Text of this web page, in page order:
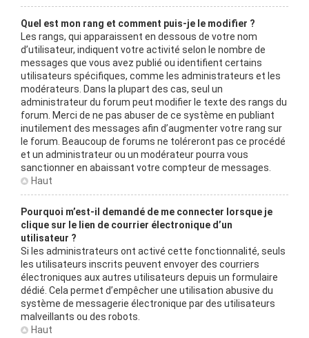
Quel est mon rang et comment puis-je le modifier ?
Les rangs, qui apparaissent en dessous de votre nom
d’utilisateur, indiquent votre activité selon le nombre de
messages que vous avez publié ou identifient certains
utilisateurs spécifiques, comme les administrateurs et les
modérateurs. Dans la plupart des cas, seul un
administrateur du forum peut modifier le texte des rangs du
forum. Merci de ne pas abuser de ce système en publiant
inutilement des messages afin d’augmenter votre rang sur
le forum. Beaucoup de forums ne toléreront pas ce procédé
et un administrateur ou un modérateur pourra vous
sanctionner en abaissant votre compteur de messages.
Haut
Pourquoi m’est-il demandé de me connecter lorsque je
clique sur le lien de courrier électronique d’un
utilisateur ?
Si les administrateurs ont activé cette fonctionnalité, seuls
les utilisateurs inscrits peuvent envoyer des courriers
électroniques aux autres utilisateurs depuis un formulaire
dédié. Cela permet d’empêcher une utilisation abusive du
système de messagerie électronique par des utilisateurs
malveillants ou des robots.
Haut